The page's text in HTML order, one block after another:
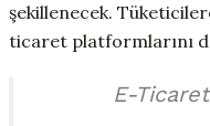
şekillenecek.
ticaret platformlarını
E-